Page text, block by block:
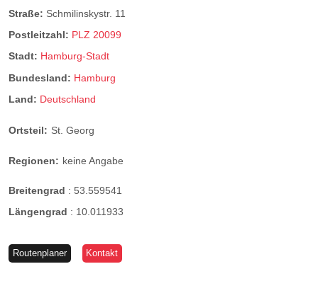
Straße: Schmilinskystr. 11
Postleitzahl: PLZ 20099
Stadt: Hamburg-Stadt
Bundesland: Hamburg
Land: Deutschland
Ortsteil: St. Georg
Regionen: keine Angabe
Breitengrad : 53.559541
Längengrad : 10.011933
Routenplaner Kontakt